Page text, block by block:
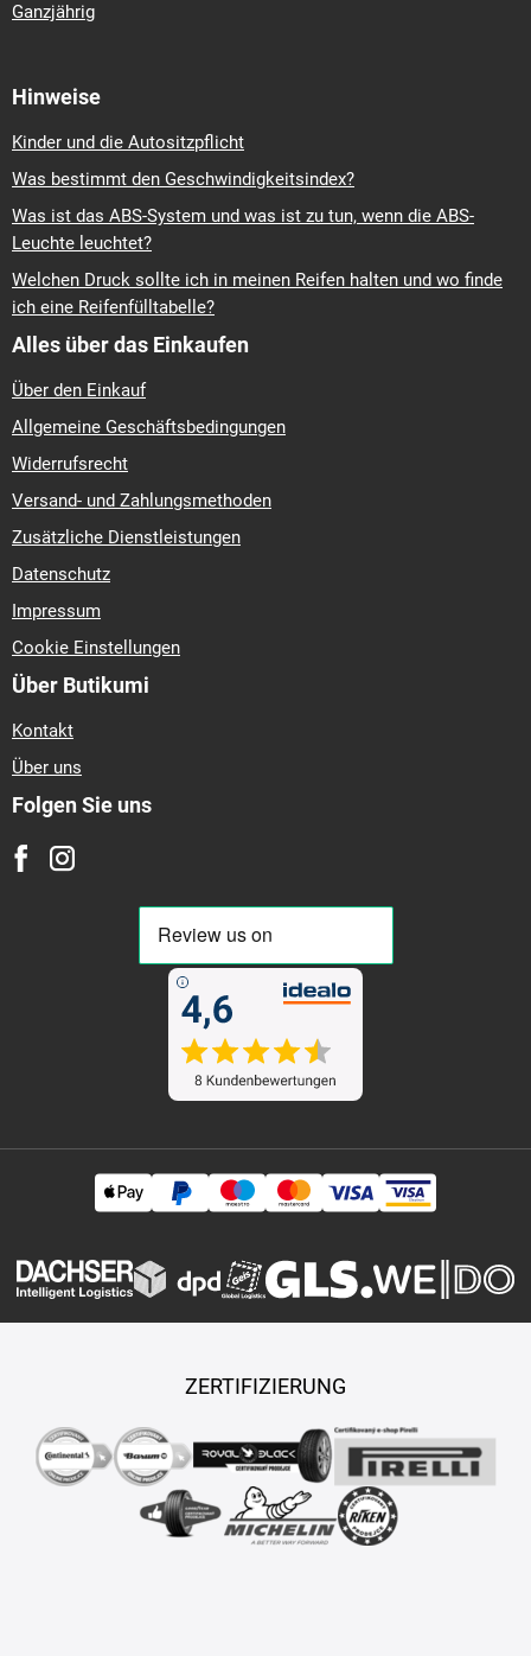
Ganzjährig
Hinweise
Kinder und die Autositzpflicht
Was bestimmt den Geschwindigkeitsindex?
Was ist das ABS-System und was ist zu tun, wenn die ABS-
Leuchte leuchtet?
Welchen Druck sollte ich in meinen Reifen halten und wo finde
ich eine Reifenfülltabelle?
Alles über das Einkaufen
Über den Einkauf
Allgemeine Geschäftsbedingungen
Widerrufsrecht
Versand- und Zahlungsmethoden
Zusätzliche Dienstleistungen
Datenschutz
Impressum
Cookie Einstellungen
Über Butikumi
Kontakt
Über uns
Folgen Sie uns
ZERTIFIZIERUNG